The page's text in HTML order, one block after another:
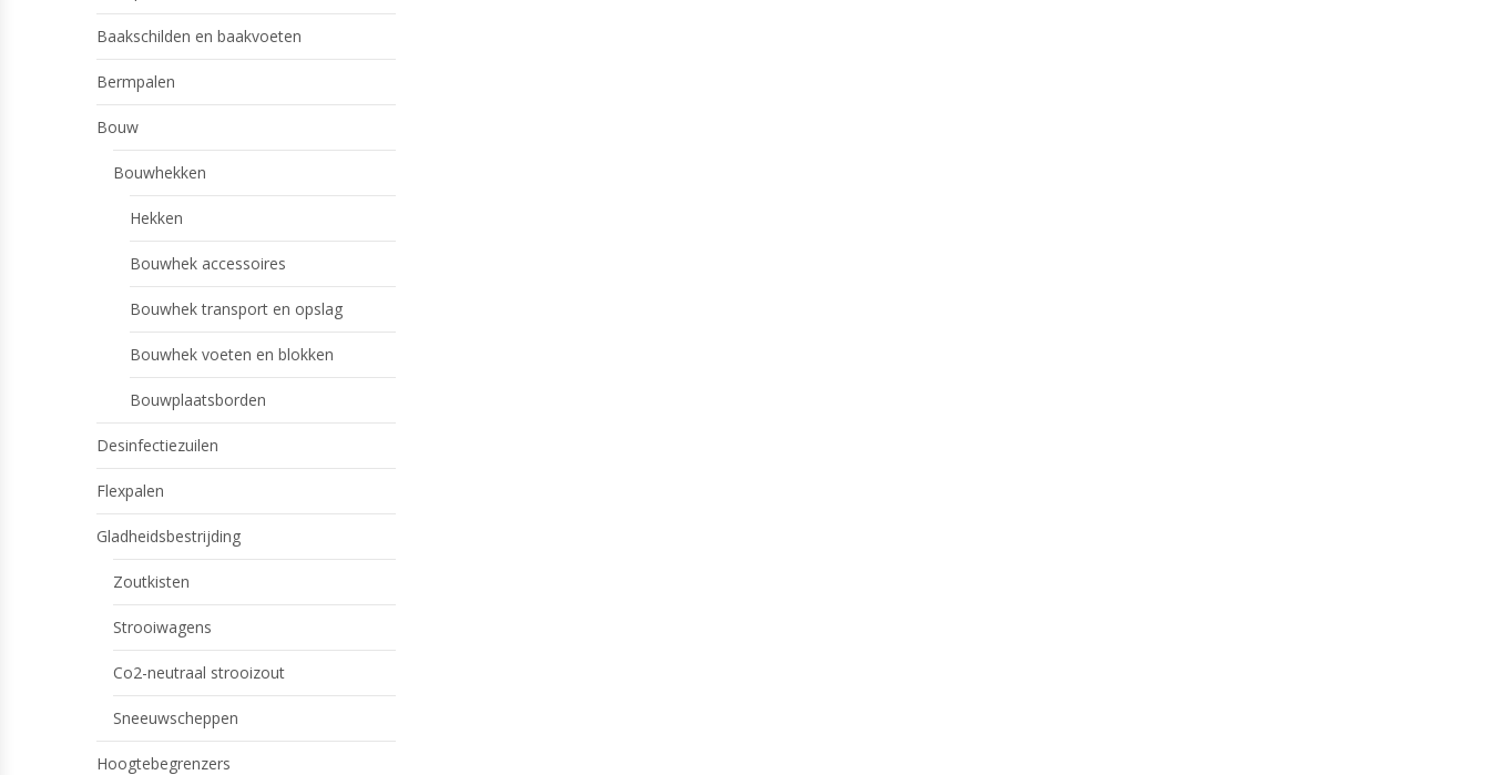
Baakschilden en baakvoeten
Bermpalen
Bouw
Bouwhekken
Hekken
Bouwhek accessoires
Bouwhek transport en opslag
Bouwhek voeten en blokken
Bouwplaatsborden
Desinfectiezuilen
Flexpalen
Gladheidsbestrijding
Zoutkisten
Strooiwagens
Co2-neutraal strooizout
Sneeuwscheppen
Hoogtebegrenzers